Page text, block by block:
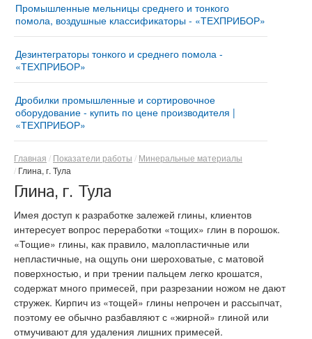
Промышленные мельницы среднего и тонкого
помола, воздушные классификаторы - «ТЕХПРИБОР»
Мельница «ТРИБОКИНЕТИКА – 10050»
Мельница «ТРИБОКИНЕТИКА – 3050» | Ударно-
центробежные и шаровые мельницы
Автоматизированная мельница «МИКРОКСИЛЕМА
- М1» Сушит – мелет - просеивает
Мельница для производства минерального
порошка «АВТОМОЛ – 10050»
Дезинтеграторы тонкого и среднего помола -
«ТЕХПРИБОР»
Измельчительный агрегат «ДМПК-ГОРИЗОНТ»®
Дезинтегратор «ГОРИЗОНТ – 380Z»
Дезинтегратор «ГОРИЗОНТ-ДОМИНАТОР-9.5»
Дезинтегратор «ГОРИЗОНТ–300Z»
Противоточные импеллеры «РЕСУРС-450»
Дробилки промышленные и сортировочное
оборудование - купить по цене производителя |
«ТЕХПРИБОР»
Купить дробильно-сортировочный комплекс
«ДРОБМАСТЕР –10/12»
Роторная дробилка для щебня «СМД-5 ВЕЙДЕР» |
Мини-дробилка для щебня и кирпича ударного
действия
Роторная дробилка «СМД-10 ВЕЙДЕР»
Ударно-отражательные дробилки «ДУО - ВЕЙДЕР -
4x2 Реверс» | Дробилки для бетона
Ударно-отражательные дробилки «ДУО - ВЕЙДЕР -
4х4 Дубль Ротор»
Главная Показатели работы
Минеральные материалы
Глина, г. Тула
Глина, г. Тула
Имея доступ к разработке залежей глины, клиентов
интересует вопрос переработки «тощих» глин в порошок.
«Тощие» глины, как правило, малопластичные или
непластичные, на ощупь они шероховатые, с матовой
поверхностью, и при трении пальцем легко крошатся,
содержат много примесей, при разрезании ножом не дают
стружек. Кирпич из «тощей» глины непрочен и рассыпчат,
поэтому ее обычно разбавляют с «жирной» глиной или
отмучивают для удаления лишних примесей.